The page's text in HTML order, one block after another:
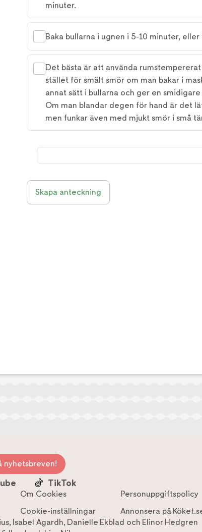
minuter.
Baka bullarna i ugnen i 5-10 minuter,
Det bästa är att använda
stället för smält smör om man bakar i
annat sätt i bullarna och ger en
Om man blandar degen för hand är det
men funkar även med mjukt smör i små
Skapa anteckning
nyhetsbreven!
TikTok
Om Cookies
Personuppgiftspolicy
Cookie-inställningar
Annonsera på
, Isabel Agardh, Danielle Ekblad och Elinor Hedgren